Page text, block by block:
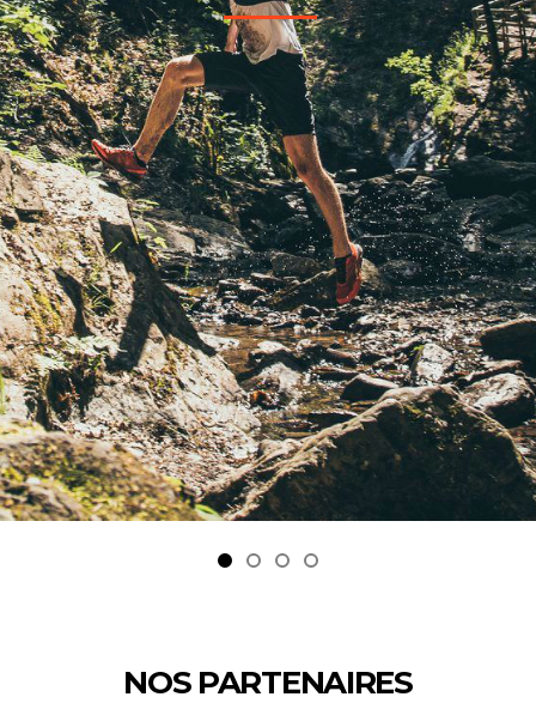
NOS PARTENAIRES